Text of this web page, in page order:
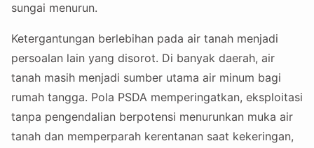
sungai menurun.
Ketergantungan berlebihan pada air tanah menjadi
persoalan lain yang disorot. Di banyak daerah, air
tanah masih menjadi sumber utama air minum bagi
rumah tangga. Pola PSDA memperingatkan, eksploitasi
tanpa pengendalian berpotensi menurunkan muka air
tanah dan memperparah kerentanan saat kekeringan,